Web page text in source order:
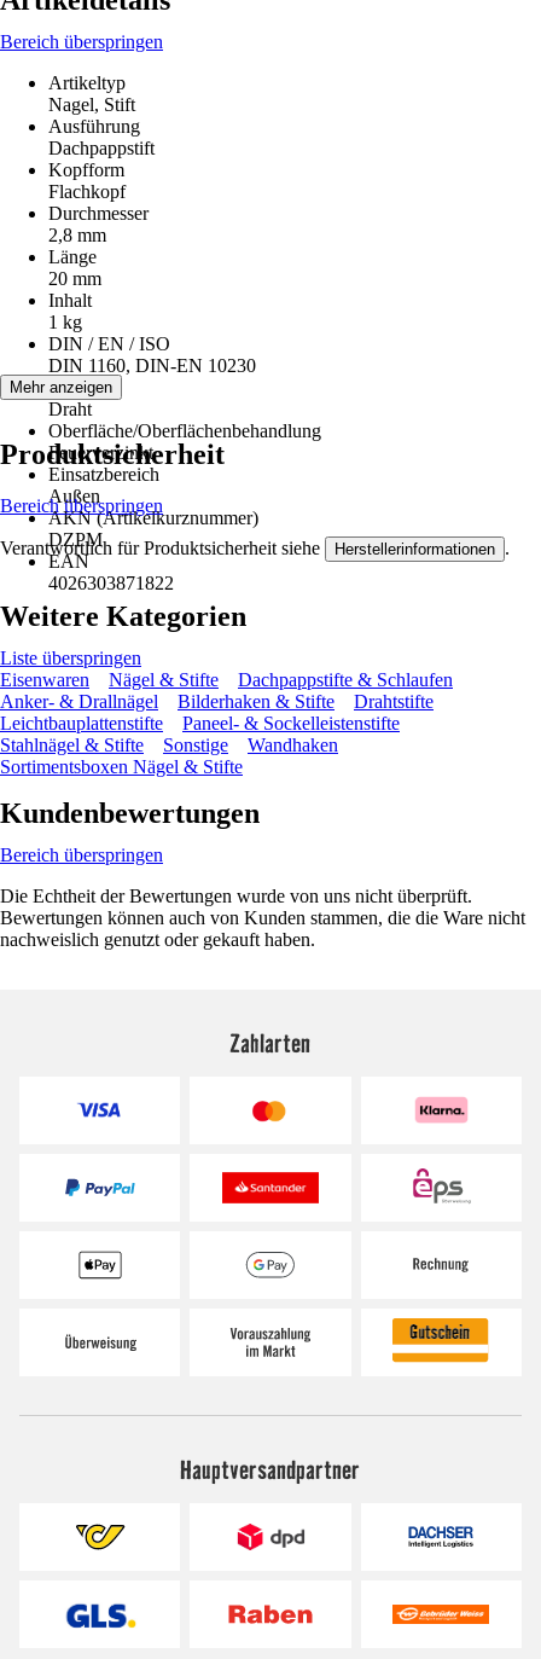
Bereich überspringen
Artikeltyp
Nagel, Stift
Ausführung
Dachpappstift
Kopfform
Flachkopf
Durchmesser
2,8 mm
Länge
20 mm
Inhalt
1 kg
DIN / EN / ISO
DIN 1160, DIN-EN 10230
Material
Draht
Oberfläche/Oberflächenbehandlung
Feuerverzinkt
Einsatzbereich
Außen
AKN (Artikelkurznummer)
DZPM
EAN
4026303871822
Mehr anzeigen
Produktsicherheit
Bereich überspringen
Verantwortlich für Produktsicherheit siehe Herstellerinformationen .
Weitere Kategorien
Liste überspringen
Eisenwaren
Nägel & Stifte
Dachpappstifte & Schlaufen
Anker- & Drallnägel
Bilderhaken & Stifte
Drahtstifte
Leichtbauplattenstifte
Paneel- & Sockelleistenstifte
Stahlnägel & Stifte
Sonstige
Wandhaken
Sortimentsboxen Nägel & Stifte
Kundenbewertungen
Bereich überspringen
Die Echtheit der Bewertungen wurde von uns nicht überprüft.
Bewertungen können auch von Kunden stammen, die die Ware nicht
nachweislich genutzt oder gekauft haben.
Zahlarten
Hauptversandpartner